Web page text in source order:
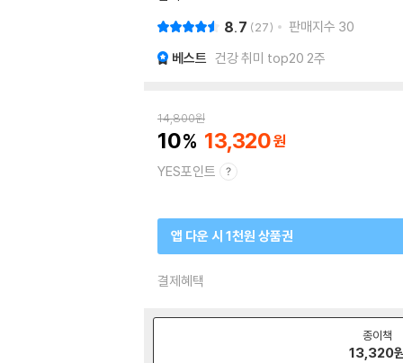
8.7 27 판매지수 30
베스트 건강 취미 top20 2주
14,800원
10 13,320
YES포인트
앱 다운 시 1천원 상품권
결제혜택
종이책
13,320